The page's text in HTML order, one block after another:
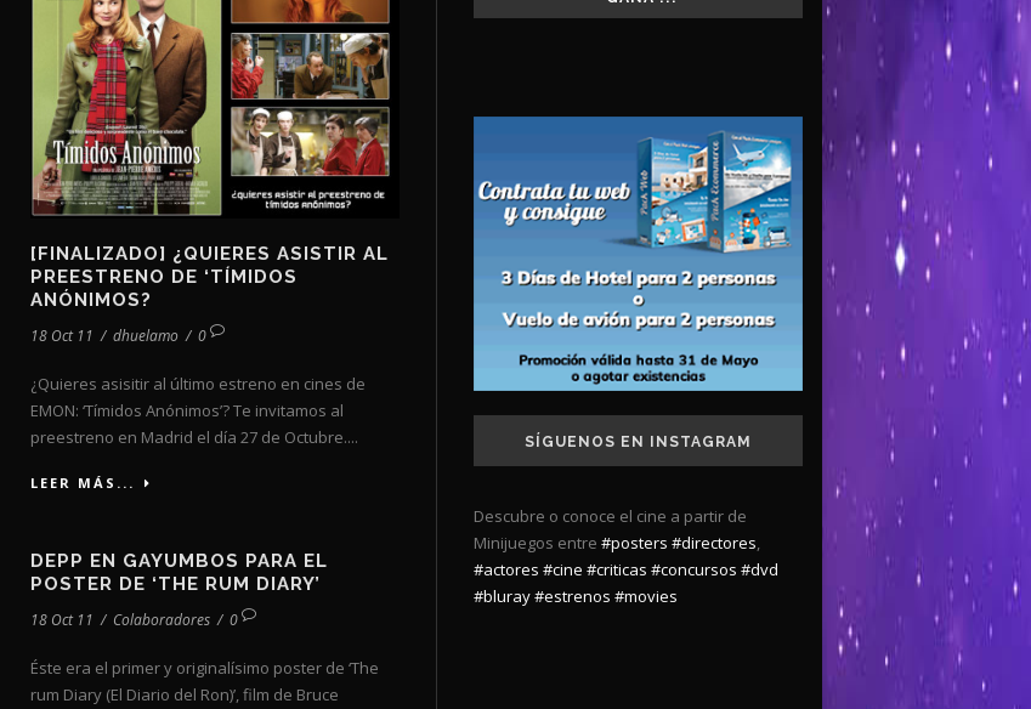
[FINALIZADO] ¿QUIERES ASISTIR AL
PREESTRENO DE ‘TÍMIDOS
ANÓNIMOS?
18 Oct 11 / dhuelamo / 0
¿Quieres asisitir al último estreno en cines de
EMON: ‘Tímidos Anónimos’? Te invitamos al
preestreno en Madrid el día 27 de Octubre....
LEER MÁS...
DEPP EN GAYUMBOS PARA EL
POSTER DE ‘THE RUM DIARY’
18 Oct 11 / Colaboradores / 0
Éste era el primer y originalísimo poster de ‘The
rum Diary (El Diario del Ron)’, film de Bruce
SÍGUENOS EN INSTAGRAM
Descubre o conoce el cine a partir de
Minijuegos entre #posters #directores,
#actores #cine #criticas #concursos #dvd
#bluray#estrenos #movies